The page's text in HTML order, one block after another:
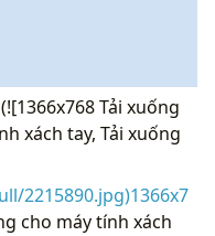
Tải xuống
xách tay, Tải xuống
2215890.jpg)1366x7
cho máy tính xách